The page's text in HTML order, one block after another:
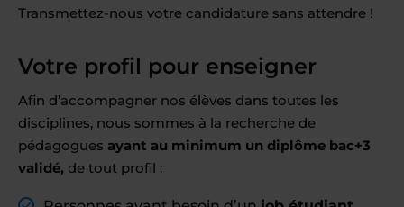
Transmettez-nous votre candidature sans attendre !
Votre profil pour enseigner
Afin d’accompagner nos élèves dans toutes les
disciplines, nous sommes à la recherche de
pédagogues ayant au minimum un diplôme bac+3
validé, de tout profil :